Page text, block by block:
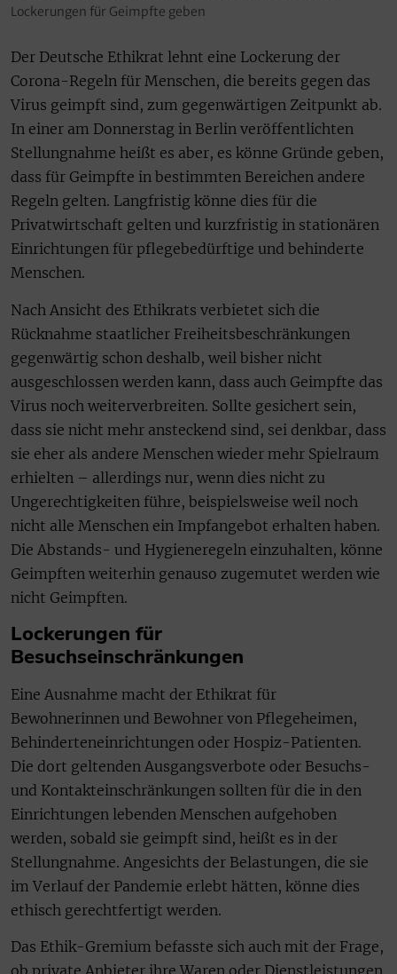
Lockerungen für Geimpfte geben
Der Deutsche Ethikrat lehnt eine Lockerung der
Corona-Regeln für Menschen, die bereits gegen das
Virus geimpft sind, zum gegenwärtigen Zeitpunkt ab.
In einer am Donnerstag in Berlin veröffentlichten
Stellungnahme heißt es aber, es könne Gründe geben,
dass für Geimpfte in bestimmten Bereichen andere
Regeln gelten. Langfristig könne dies für die
Privatwirtschaft gelten und kurzfristig in stationären
Einrichtungen für pflegebedürftige und behinderte
Menschen.
Nach Ansicht des Ethikrats verbietet sich die
Rücknahme staatlicher Freiheitsbeschränkungen
gegenwärtig schon deshalb, weil bisher nicht
ausgeschlossen werden kann, dass auch Geimpfte das
Virus noch weiterverbreiten. Sollte gesichert sein,
dass sie nicht mehr ansteckend sind, sei denkbar, dass
sie eher als andere Menschen wieder mehr Spielraum
erhielten – allerdings nur, wenn dies nicht zu
Ungerechtigkeiten führe, beispielsweise weil noch
nicht alle Menschen ein Impfangebot erhalten haben.
Die Abstands- und Hygieneregeln einzuhalten, könne
Geimpften weiterhin genauso zugemutet werden wie
nicht Geimpften.
Lockerungen für
Besuchseinschränkungen
Eine Ausnahme macht der Ethikrat für
Bewohnerinnen und Bewohner von Pflegeheimen,
Behinderteneinrichtungen oder Hospiz-Patienten.
Die dort geltenden Ausgangsverbote oder Besuchs-
und Kontakteinschränkungen sollten für die in den
Einrichtungen lebenden Menschen aufgehoben
werden, sobald sie geimpft sind, heißt es in der
Stellungnahme. Angesichts der Belastungen, die sie
im Verlauf der Pandemie erlebt hätten, könne dies
ethisch gerechtfertigt werden.
Das Ethik-Gremium befasste sich auch mit der Frage,